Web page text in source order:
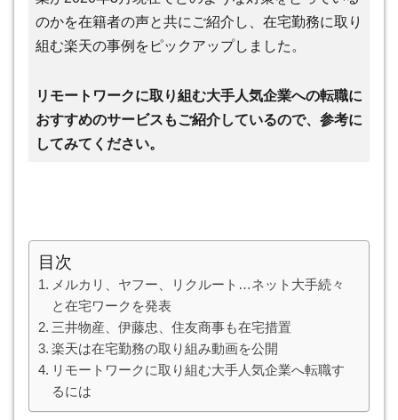
のかを在籍者の声と共にご紹介し、在宅勤務に取り
組む楽天の事例をピックアップしました。
リモートワークに取り組む大手人気企業への転職に
おすすめのサービスもご紹介しているので、参考に
してみてください。
目次
メルカリ、ヤフー、リクルート…ネット大手続々
と在宅ワークを発表
三井物産、伊藤忠、住友商事も在宅措置
楽天は在宅勤務の取り組み動画を公開
リモートワークに取り組む大手人気企業へ転職す
るには